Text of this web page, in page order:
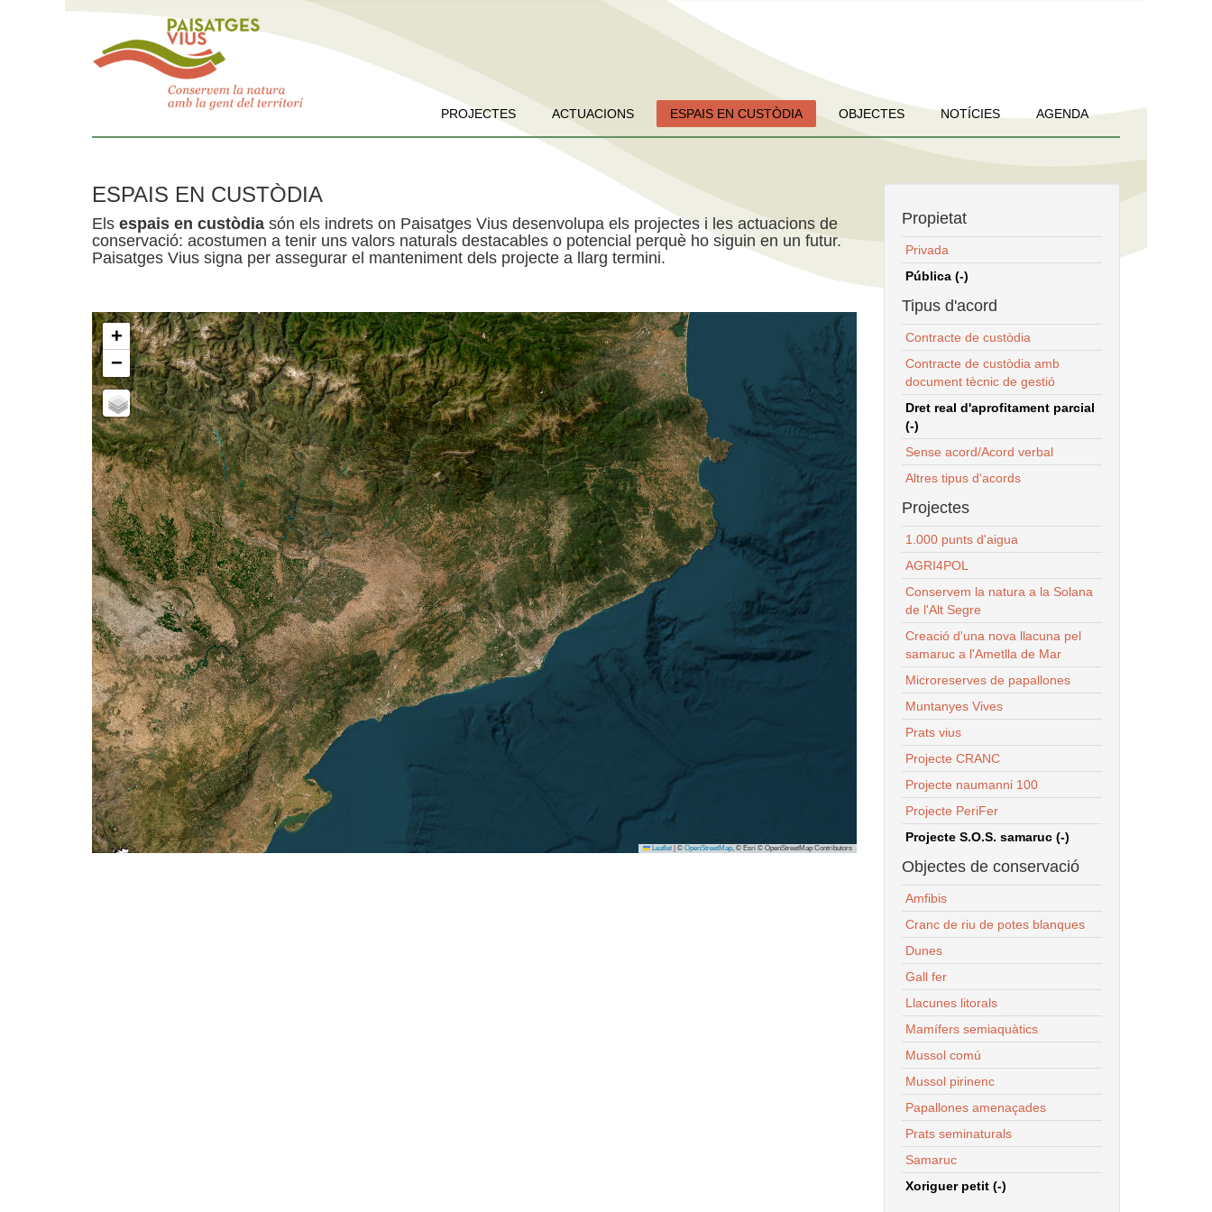
PROJECTES ACTUACIONS ESPAIS EN CUSTÒDIA OBJECTES NOTÍCIES AGENDA
ESPAIS EN CUSTÒDIA
Els espais en custòdia són els indrets on Paisatges Vius desenvolupa els projectes i les actuacions de
conservació: acostumen a tenir uns valors naturals destacables o potencial perquè ho siguin en un futur.
Paisatges Vius signa per assegurar el manteniment dels projecte a llarg termini.
+
−
Leaflet © OpenStreetMap, © Esri © OpenStreetMap Contributors
Propietat
Privada
Pública (-)
Tipus d'acord
Contracte de custòdia
Contracte de custòdia amb
document tècnic de gestió
Dret real d'aprofitament parcial
(-)
Sense acord/Acord verbal
Altres tipus d'acords
Projectes
1.000 punts d'aigua
AGRI4POL
Conservem la natura a la Solana
de l'Alt Segre
Creació d'una nova llacuna pel
samaruc a l'Ametlla de Mar
Microreserves de papallones
Muntanyes Vives
Prats vius
Projecte CRANC
Projecte naumanni 100
Projecte PeriFer
Projecte S.O.S. samaruc (-)
Objectes de conservació
Amfibis
Cranc de riu de potes blanques
Dunes
Gall fer
Llacunes litorals
Mamífers semiaquàtics
Mussol comú
Mussol pirinenc
Papallones amenaçades
Prats seminaturals
Samaruc
Xoriguer petit (-)